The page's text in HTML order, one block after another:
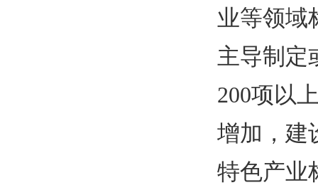
业等领域
主导制定
200项以
增加，建
特色产业